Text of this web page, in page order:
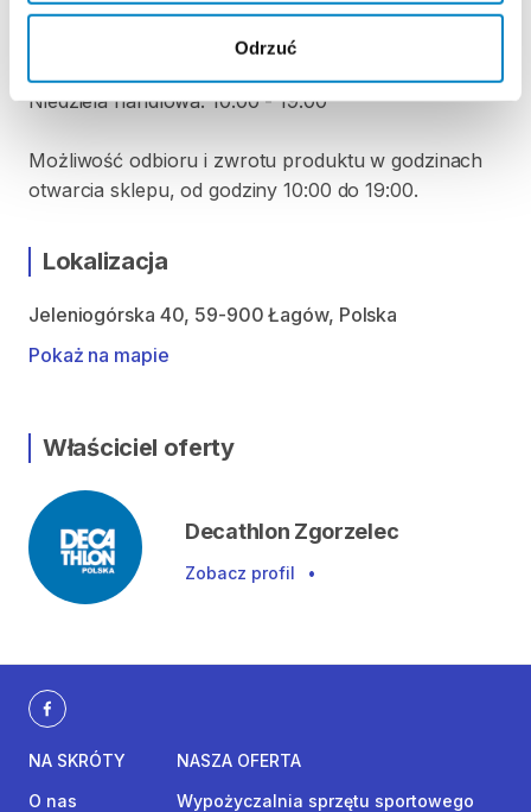
Odrzuć
Czwartek: 10:00 - 19:00
Niedziela handlowa: 10:00 - 19:00
Możliwość odbioru i zwrotu produktu w godzinach
otwarcia sklepu, od godziny 10:00 do 19:00.
Lokalizacja
Jeleniogórska 40, 59-900 Łagów, Polska
Pokaż na mapie
Właściciel oferty
Decathlon Zgorzelec
Zobacz profil •
NA SKRÓTY
O nas
NASZA OFERTA
Wypożyczalnia sprzętu sportowego